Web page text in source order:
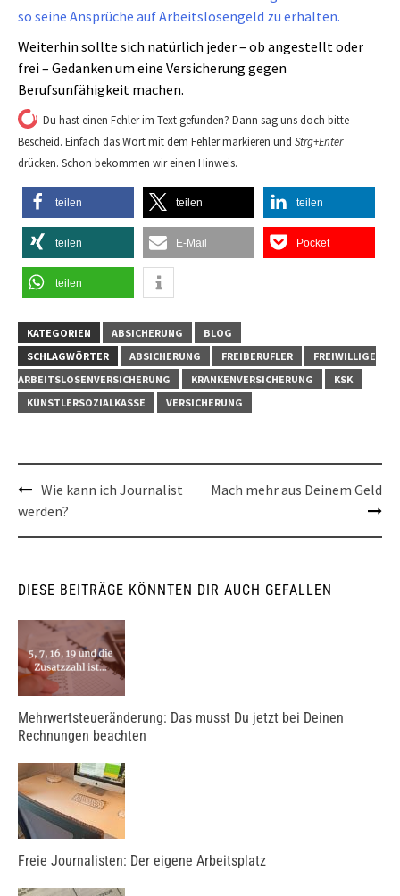
so seine Ansprüche auf Arbeitslosengeld zu erhalten.
Weiterhin sollte sich natürlich jeder – ob angestellt oder
frei – Gedanken um eine Versicherung gegen
Berufsunfähigkeit machen.
Du hast einen Fehler im Text gefunden? Dann sag uns doch bitte
Bescheid. Einfach das Wort mit dem Fehler markieren und Strg+Enter
drücken. Schon bekommen wir einen Hinweis.
teilen teilen teilen
teilen E-Mail Pocket
teilen
KATEGORIEN ABSICHERUNG
BLOG
SCHLAGWÖRTER
ABSICHERUNG FREIBERUFLER
FREIWILLIGE
ARBEITSLOSENVERSICHERUNG
KRANKENVERSICHERUNG
KSK
KÜNSTLERSOZIALKASSE
VERSICHERUNG
Post
navigation
Wie kann ich Journalist
werden?
Mach mehr aus Deinem Geld
DIESE BEITRÄGE KÖNNTEN DIR AUCH GEFALLEN
Mehrwertsteueränderung: Das musst Du jetzt bei Deinen
Rechnungen beachten
Freie Journalisten: Der eigene Arbeitsplatz